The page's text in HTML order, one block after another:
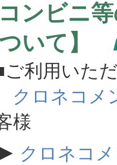
コンビニ
いて】
利用いた
クロネコメ
様
クロネコ